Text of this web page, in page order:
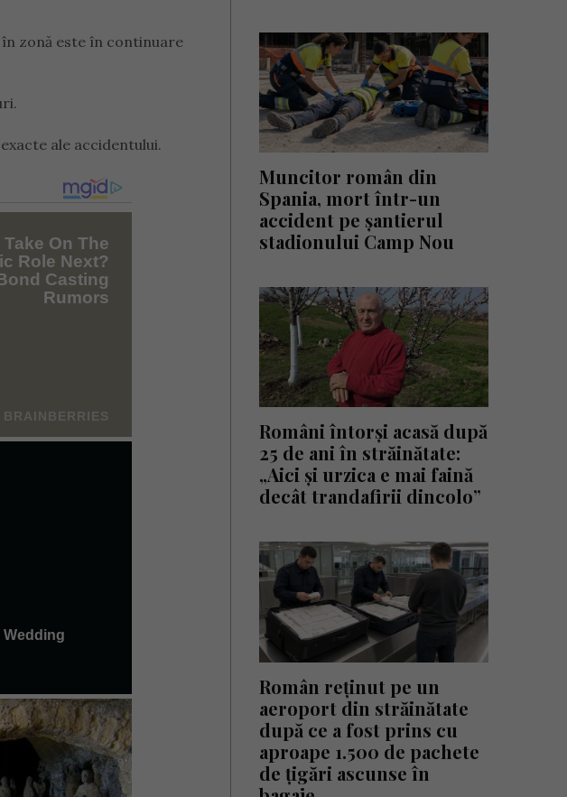
zonă este în continuare
ale accidentului.
Muncitor român din
Spania, mort într-un
accident pe șantierul
stadionului Camp Nou
Români întorși acasă după
25 de ani în străinătate:
„Aici și urzica e mai faină
decât trandafirii dincolo”
Român reținut pe un
aeroport din străinătate
după ce a fost prins cu
aproape 1.500 de pachete
de țigări ascunse în